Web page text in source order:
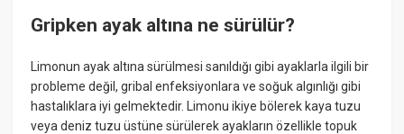
Gripken ayak altına ne sürülür?
Limonun ayak altına sürülmesi sanıldığı gibi ayaklarla ilgili bir
probleme değil, gribal enfeksiyonlara ve soğuk algınlığı gibi
hastalıklara iyi gelmektedir. Limonu ikiye bölerek kaya tuzu
veya deniz tuzu üstüne sürülerek ayakların özellikle topuk